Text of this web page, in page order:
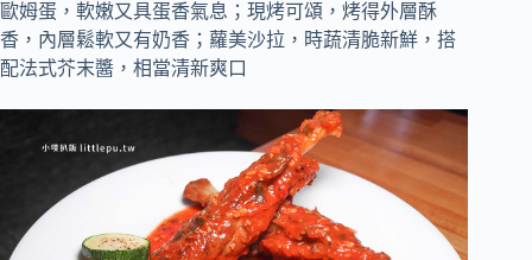
歐姆蛋，軟嫩又具蛋香氣息；現烤可頌，烤得外層酥
香，內層鬆軟又有奶香；蘿美沙拉，時蔬清脆新鮮，搭
配法式芥末醬，相當清新爽口